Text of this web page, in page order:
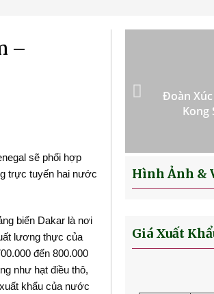
–
sẽ phối hợp
trực tuyến hai nước
biển Dakar là nơi
lương thực của
đến 800.000
như hạt điều thô,
khẩu của nước
Đoàn
Kong
Hình Ảnh &
Giá Xuất